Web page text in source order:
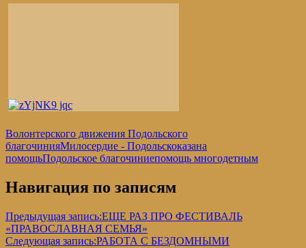
Волонтерского движения Подольского
благочинияМилосердие - Подольскоказана
помощьПодольское благочиниепомощь многодетным
Навигация по записям
Предыдущая запись:ЕЩЕ РАЗ ПРО ФЕСТИВАЛЬ
«ПРАВОСЛАВНАЯ СЕМЬЯ»
Следующая запись:РАБОТА С БЕЗДОМНЫМИ